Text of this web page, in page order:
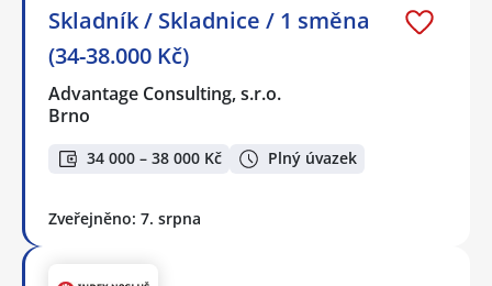
Skladník / Skladnice / 1 směna
(34-38.000 Kč)
Advantage Consulting, s.r.o.
Brno
34 000 – 38 000 Kč Plný úvazek
Zveřejněno: 7. srpna